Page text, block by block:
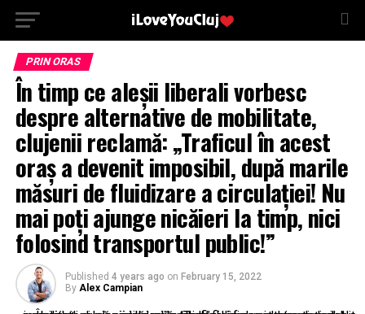
PRIN ORAS
În timp ce aleșii liberali vorbesc
despre alternative de mobilitate,
clujenii reclamă: „Traficul în acest
oraș a devenit imposibil, după marile
măsuri de fluidizare a circulației! Nu
mai poți ajunge nicăieri la timp, nici
folosind transportul public!”
Published 4 years ago on February 15, 2022
By Alex Campian